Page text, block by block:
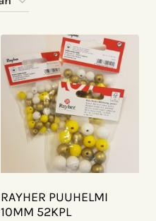
RAYHER PUUHELMI
10MM 52KPL